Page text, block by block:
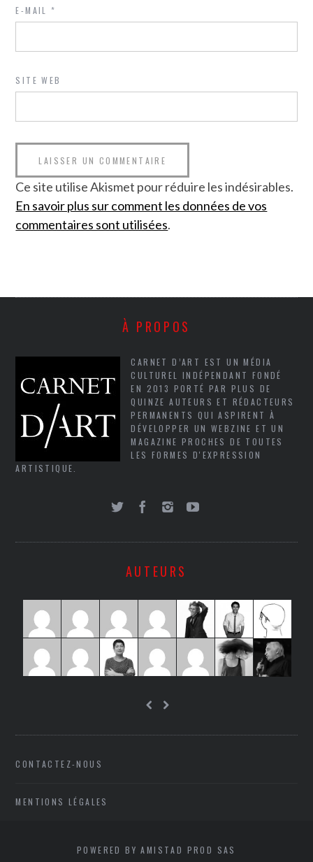
E-MAIL*
SITE WEB
Ce site utilise Akismet pour réduire les indésirables.
En savoir plus sur comment les données de vos
commentaires sont utilisées.
À PROPOS
CARNET D’ART EST UN MÉDIA
CULTUREL INDÉPENDANT FONDÉ
EN 2013 PORTÉ PAR PLUS DE
QUINZE AUTEURS ET RÉDACTEURS
PERMANENTS QUI ASPIRENT À
DÉVELOPPER UN WEBZINE ET UN
MAGAZINE PROCHES DE TOUTES
LES FORMES D'EXPRESSION
ARTISTIQUE.
AUTEURS
CONTACTEZ-NOUS
MENTIONS LÉGALES
POWERED BY AMISTAD PROD SAS